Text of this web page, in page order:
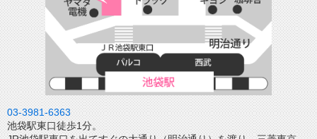
03-3981-6363
池袋駅東口徒歩1分。